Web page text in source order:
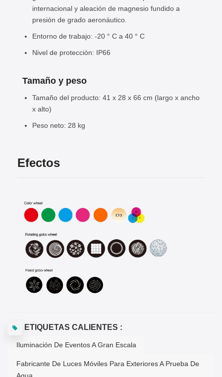
internacional y aleación de magnesio fundido a
presión de grado aeronáutico.
Entorno de trabajo: -20 ° C a 40 ° C
Nivel de protección: IP66
Tamaño y peso
Tamaño del producto: 41 x 28 x 66 cm (largo x ancho
x alto)
Peso neto: 28 kg
Efectos
ETIQUETAS CALIENTES :
Iluminación De Eventos A Gran Escala
Fabricante De Luces Móviles Para Exteriores A Prueba De
Agua